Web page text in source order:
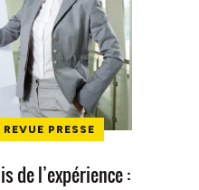
REVUE PRESSE
de l’expérience :